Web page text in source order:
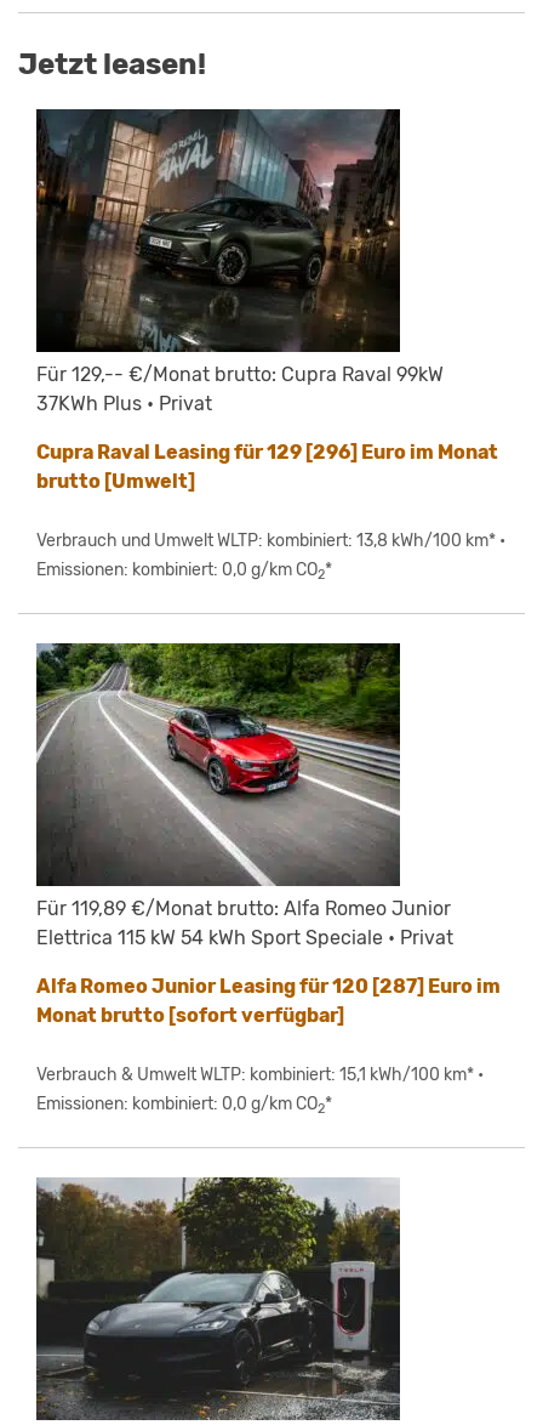
Jetzt leasen!
Für 129,-- €/Monat brutto: Cupra Raval 99kW
37KWh Plus • Privat
Cupra Raval Leasing für 129 [296] Euro im Monat
brutto [Umwelt]
Verbrauch und Umwelt WLTP: kombiniert: 13,8 kWh/100 km* •
Emissionen: kombiniert: 0,0 g/km CO2*
Für 119,89 €/Monat brutto: Alfa Romeo Junior
Elettrica 115 kW 54 kWh Sport Speciale • Privat
Alfa Romeo Junior Leasing für 120 [287] Euro im
Monat brutto [sofort verfügbar]
Verbrauch & Umwelt WLTP: kombiniert: 15,1 kWh/100 km* •
Emissionen: kombiniert: 0,0 g/km CO2*